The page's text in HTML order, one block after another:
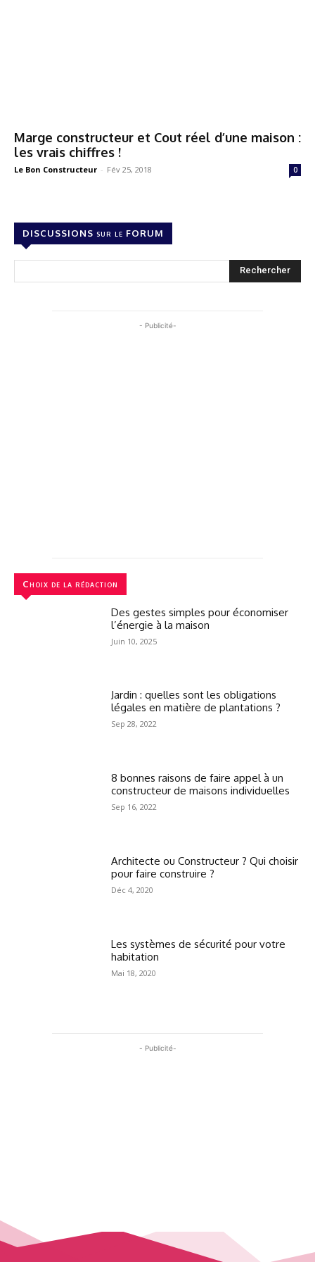
Marge constructeur et Cout réel d’une maison :
les vrais chiffres !
Le Bon Constructeur - Fév 25, 2018 0
DISCUSSIONS sur le FORUM
Rechercher
- Publicité-
Choix de la rédaction
Des gestes simples pour économiser
l’énergie à la maison
Juin 10, 2025
Jardin : quelles sont les obligations
légales en matière de plantations ?
Sep 28, 2022
8 bonnes raisons de faire appel à un
constructeur de maisons individuelles
Sep 16, 2022
Architecte ou Constructeur ? Qui choisir
pour faire construire ?
Déc 4, 2020
Les systèmes de sécurité pour votre
habitation
Mai 18, 2020
- Publicité-